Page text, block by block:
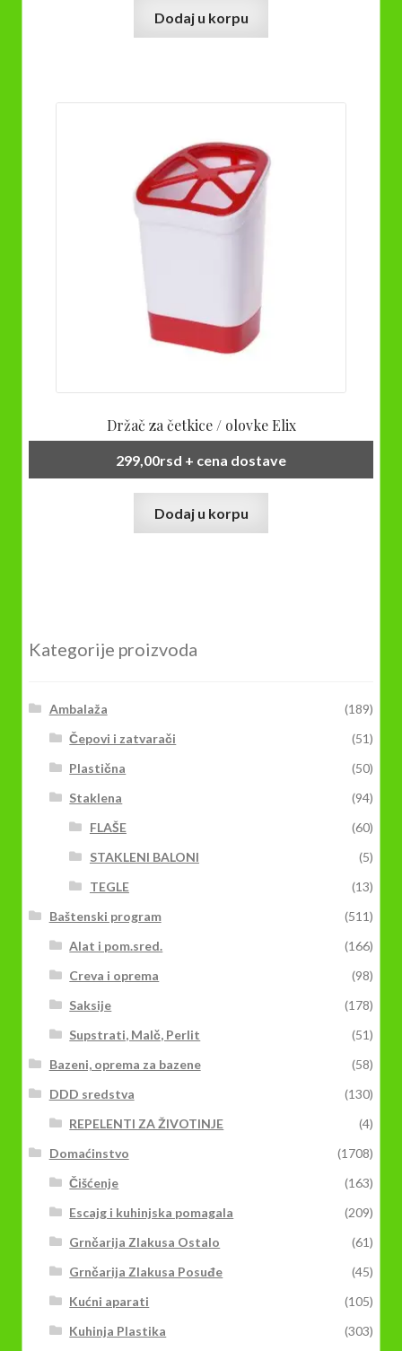
Dodaj u korpu
Držač za četkice / olovke Elix
299,00rsd + cena dostave
Dodaj u korpu
Kategorije proizvoda
Ambalaža
(189)
Čepovi i zatvarači
(51)
Plastična
(50)
Staklena
(94)
FLAŠE
(60)
STAKLENI BALONI
(5)
TEGLE
(13)
Baštenski program
(511)
Alat i pom.sred.
(166)
Creva i oprema
(98)
Saksije
(178)
Supstrati, Malč, Perlit
(51)
Bazeni, oprema za bazene
(58)
DDD sredstva
(130)
REPELENTI ZA ŽIVOTINJE
(4)
Domaćinstvo
(1708)
Čišćenje
(163)
Escajg i kuhinjska pomagala
(209)
Grnčarija Zlakusa Ostalo
(61)
Grnčarija Zlakusa Posuđe
(45)
Kućni aparati
(105)
Kuhinja Plastika
(303)